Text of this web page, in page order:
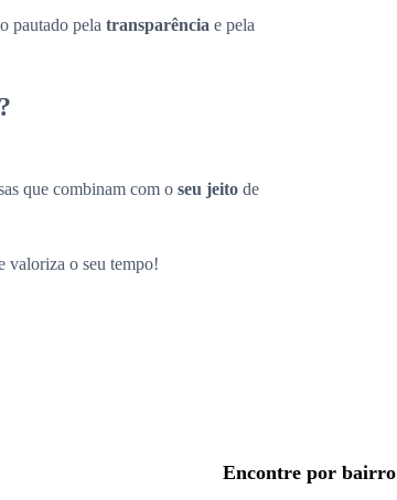
pautado pela transparência e pela
que combinam com o seu jeito de
valoriza o seu tempo!
Encontre por bairro